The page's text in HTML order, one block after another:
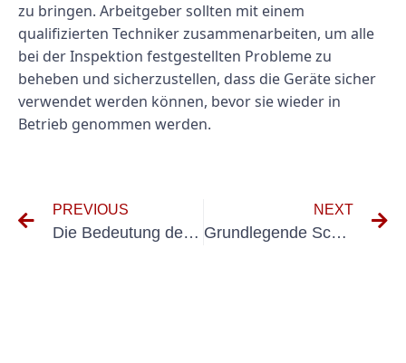
zu bringen. Arbeitgeber sollten mit einem
qualifizierten Techniker zusammenarbeiten, um alle
bei der Inspektion festgestellten Probleme zu
beheben und sicherzustellen, dass die Geräte sicher
verwendet werden können, bevor sie wieder in
Betrieb genommen werden.
PREVIOUS
Die Bedeutung der regelmäßigen Wiederholungsprüfung elektrischer Anlagen: Verständnis der Wiederholungsprüfung elektrischer Anlagen
NEXT
Grundlegende Schritte zum Testen und Überprüfen stationärer elektrischer Systeme